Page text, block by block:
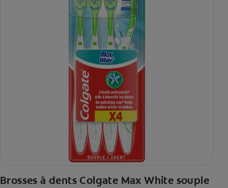
Brosses à dents Colgate Max White souple